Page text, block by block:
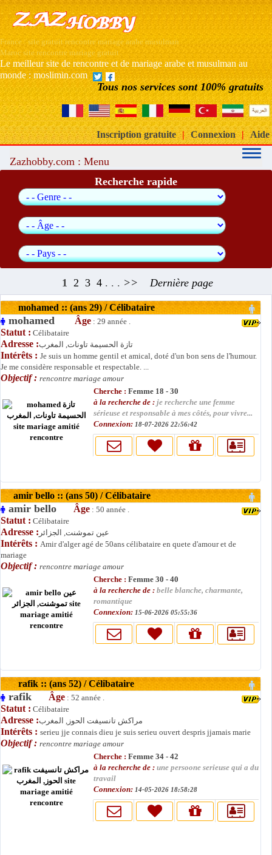
France : site gratuit rencontre mariage arabe musulman
Maroc site rencontre mariage gratuit
Le meilleur site de rencontre et de mariage arabe et musulman au
monde : moslimin.com
Tous nos services sont 100% gratuits
Inscription gratuite | Connexion | Aide
Zazhobby.com : Menu
Recherche rapide
1 2 3 4 . . . >> Dernière page
mohamed :: (ans 29) / Célibataire
mohamed Âge : 29 année .
Statut : Célibataire
Adresse :تازة الحسيمة تاونات, المغرب
Intérêts : Je suis un homme gentil et amical, doté d'un bon sens de l'humour.
Je me considère responsable et respectable. ...
Objectif : rencontre mariage amour
Cherche : Femme 18 - 30
à la recherche de : je recherche une femme
sérieuse et responsable à mes côtés, pour vivre...
Connexion: 18-07-2026 22:56:42
amir bello :: (ans 50) / Célibataire
amir bello Âge : 50 année .
Statut : Célibataire
Adresse : عين تموشنت, الجزائر
Intérêts : Amir d'alger agé de 50ans célibataire en quete d'amour et de
mariage
Objectif : rencontre mariage amour
Cherche : Femme 30 - 40
à la recherche de : belle blanche, charmante,
romantique
Connexion: 15-06-2026 05:55:36
rafik :: (ans 52) / Célibataire
rafik Âge : 52 année .
Statut : Célibataire
Adresse :مراكش تانسيفت الحوز, المغرب
Intérêts : serieu jje connais dieu je suis serieu ouvert despris jjamais marie
Objectif : rencontre mariage amour
Cherche : Femme 34 - 42
à la recherche de : une persoone serieuse qui a du
travail
Connexion: 14-05-2026 18:58:28